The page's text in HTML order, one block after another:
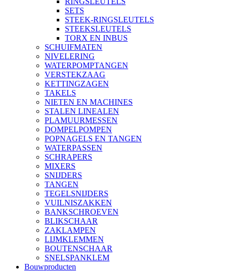
SETS
STEEK-RINGSLEUTELS
STEEKSLEUTELS
TORX EN INBUS
SCHUIFMATEN
NIVELERING
WATERPOMPTANGEN
VERSTEKZAAG
KETTINGZAGEN
TAKELS
NIETEN EN MACHINES
STALEN LINEALEN
PLAMUURMESSEN
DOMPELPOMPEN
POPNAGELS EN TANGEN
WATERPASSEN
SCHRAPERS
MIXERS
SNIJDERS
TANGEN
TEGELSNIJDERS
VUILNISZAKKEN
BANKSCHROEVEN
BLIKSCHAAR
ZAKLAMPEN
LIJMKLEMMEN
BOUTENSCHAAR
SNELSPANKLEM
Bouwproducten